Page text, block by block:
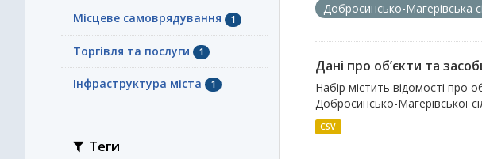
Місцеве самоврядування 1
Торгівля та послуги 1
Інфраструктура міста 1
Теги
Добросинсько-Магерівська
Дані про об’єкти та
Набір містить відомості про
Добросинсько-Магерівської
CSV